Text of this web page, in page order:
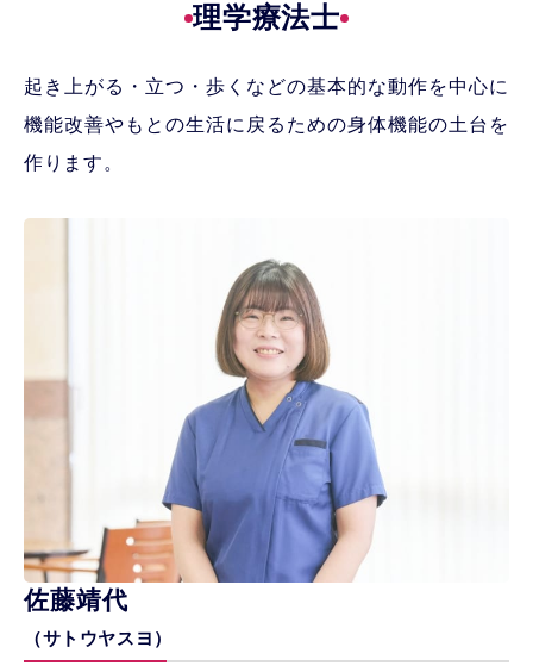
理学療法士
起き上がる・立つ・歩くなどの基本的な動作を中心に
機能改善やもとの生活に戻るための身体機能の土台を
作ります。
佐藤靖代
（サトウヤスヨ）